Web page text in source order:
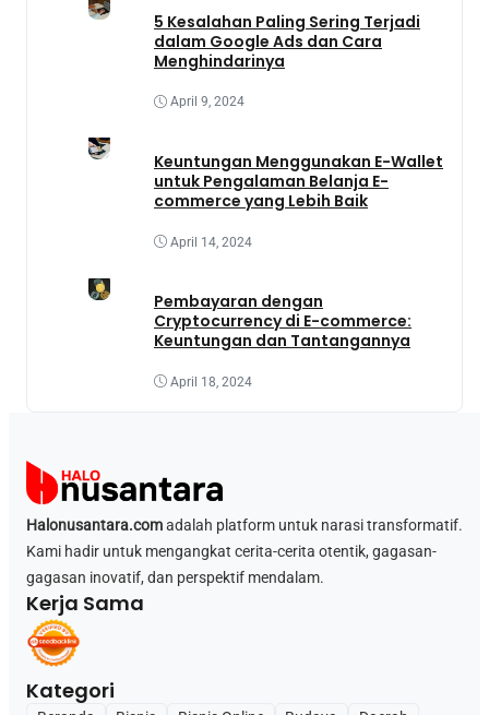
5 Kesalahan Paling Sering Terjadi
dalam Google Ads dan Cara
Menghindarinya
April 9, 2024
Keuntungan Menggunakan E-Wallet
untuk Pengalaman Belanja E-
commerce yang Lebih Baik
April 14, 2024
Pembayaran dengan
Cryptocurrency di E-commerce:
Keuntungan dan Tantangannya
April 18, 2024
Halonusantara.comadalah platform untuk narasi transformatif.
Kami hadir untuk mengangkat cerita-cerita otentik, gagasan-
gagasan inovatif, dan perspektif mendalam.
Kerja Sama
Kategori